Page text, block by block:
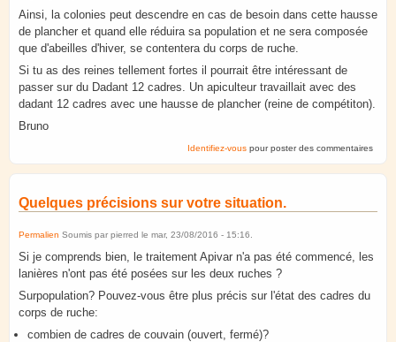
Ainsi, la colonies peut descendre en cas de besoin dans cette hausse
de plancher et quand elle réduira sa population et ne sera composée
que d'abeilles d'hiver, se contentera du corps de ruche.
Si tu as des reines tellement fortes il pourrait être intéressant de
passer sur du Dadant 12 cadres. Un apiculteur travaillait avec des
dadant 12 cadres avec une hausse de plancher (reine de compétiton).
Bruno
Identifiez-vous pour poster des commentaires
Quelques précisions sur votre situation.
Permalien Soumis par pierred le mar, 23/08/2016 - 15:16
Si je comprends bien, le traitement Apivar n'a pas été commencé, les
lanières n'ont pas été posées sur les deux ruches ?
Surpopulation? Pouvez-vous être plus précis sur l'état des cadres du
corps de ruche:
combien de cadres de couvain (ouvert, fermé)?